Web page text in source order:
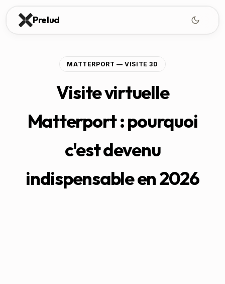
Prelud
MATTERPORT — VISITE 3D
Visite virtuelle
Matterport : pourquoi
c'est devenu
indispensable en 2026